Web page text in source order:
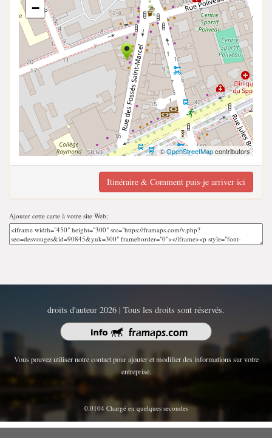
−
©OpenStreetMapcontributors
Itinéraire & Comment puis-je arriver ici
Ajouter cette carte à votre site Web;
droits d'auteur 2026 | Tous les droits sont réservés.
Vous pouvez utiliser notre contact pour ajouter et modifier des informations sur votre
entreprise.
0.0104 Chargé en quelques secondes